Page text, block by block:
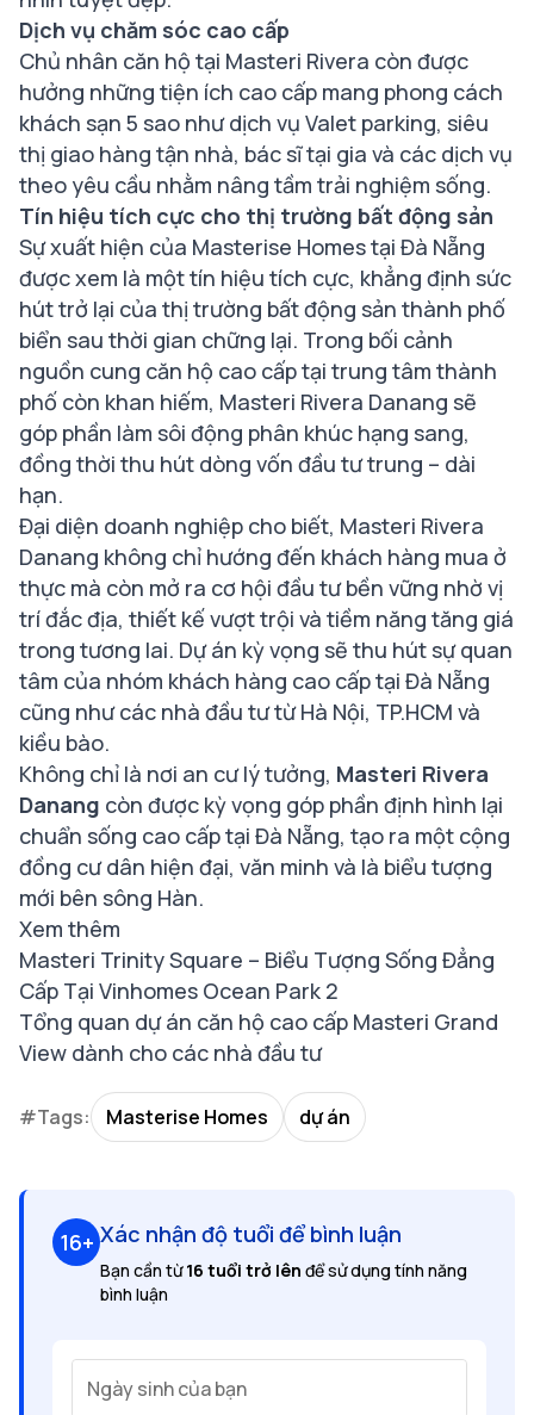
Dịch vụ chăm sóc cao cấp
Chủ nhân căn hộ tại Masteri Rivera còn được
hưởng những tiện ích cao cấp mang phong cách
khách sạn 5 sao như dịch vụ Valet parking, siêu
thị giao hàng tận nhà, bác sĩ tại gia và các dịch vụ
theo yêu cầu nhằm nâng tầm trải nghiệm sống.
Tín hiệu tích cực cho thị trường bất động sản
Sự xuất hiện của Masterise Homes tại Đà Nẵng
được xem là một tín hiệu tích cực, khẳng định sức
hút trở lại của thị trường bất động sản thành phố
biển sau thời gian chững lại. Trong bối cảnh
nguồn cung căn hộ cao cấp tại trung tâm thành
phố còn khan hiếm, Masteri Rivera Danang sẽ
góp phần làm sôi động phân khúc hạng sang,
đồng thời thu hút dòng vốn đầu tư trung – dài
hạn.
Đại diện doanh nghiệp cho biết, Masteri Rivera
Danang không chỉ hướng đến khách hàng mua ở
thực mà còn mở ra cơ hội đầu tư bền vững nhờ vị
trí đắc địa, thiết kế vượt trội và tiềm năng tăng giá
trong tương lai. Dự án kỳ vọng sẽ thu hút sự quan
tâm của nhóm khách hàng cao cấp tại Đà Nẵng
cũng như các nhà đầu tư từ Hà Nội, TP.HCM và
kiều bào.
Không chỉ là nơi an cư lý tưởng, Masteri Rivera
Danang còn được kỳ vọng góp phần định hình lại
chuẩn sống cao cấp tại Đà Nẵng, tạo ra một cộng
đồng cư dân hiện đại, văn minh và là biểu tượng
mới bên sông Hàn.
Xem thêm
Masteri Trinity Square – Biểu Tượng Sống Đẳng
Cấp Tại Vinhomes Ocean Park 2
Tổng quan dự án căn hộ cao cấp Masteri Grand
View dành cho các nhà đầu tư
#Tags: Masterise Homes dự án
16+ Xác nhận độ tuổi để bình luận
Bạn cần từ16 tuổi trở lên để sử dụng tính năng
bình luận
Ngày sinh của bạn